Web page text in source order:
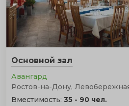
Основной зал
Авангард
Ростов-на-Дону,
Вместимость: 35 - 90 чел.